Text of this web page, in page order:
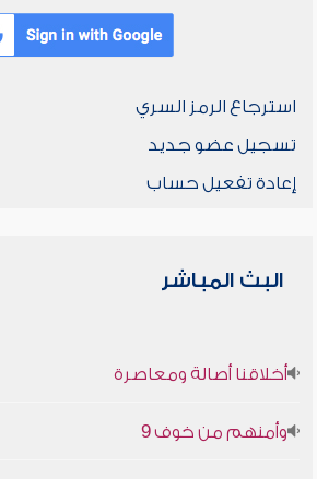
استرجاع الرمز السري
تسجيل عضو جديد
إعادة تفعيل حساب
البث المباشر
أخلاقنا أصالة ومعاصرة
وأمنهم من خوف 9